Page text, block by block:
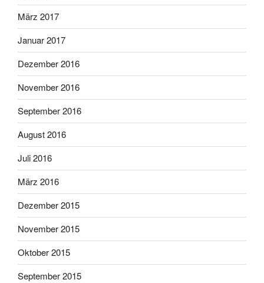
März 2017
Januar 2017
Dezember 2016
November 2016
September 2016
August 2016
Juli 2016
März 2016
Dezember 2015
November 2015
Oktober 2015
September 2015